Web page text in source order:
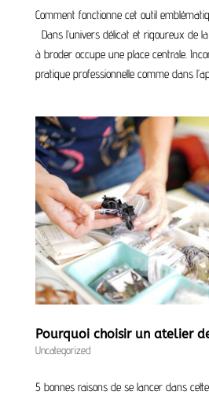
Comment fonctionne cet outil
Dans l’univers délicat et rigoureux de
à broder occupe une place centrale.
pratique professionnelle comme dans
Pourquoi choisir un atelier
Uncategorized
5 bonnes raisons de se lancer dans